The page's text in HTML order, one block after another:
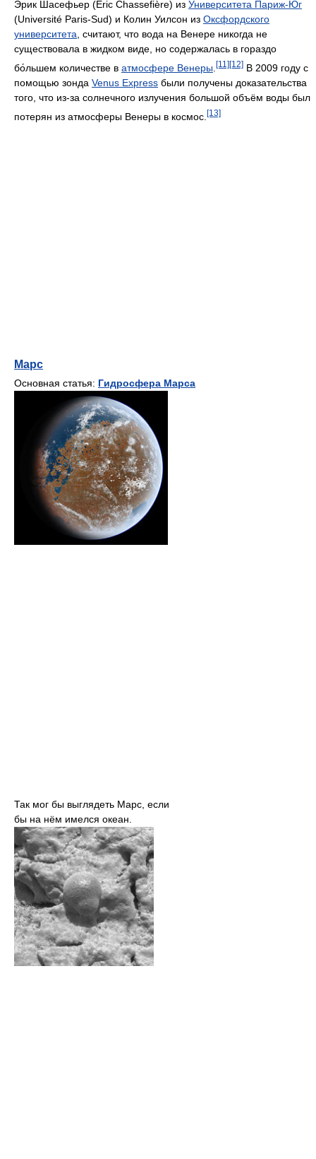
Эрик Шасефьер (Eric Chassefière) из Университета Париж-Юг
(Université Paris-Sud) и Колин Уилсон из Оксфордского
университета , считают, что вода на Венере никогда не
существовала в жидком виде, но содержалась в гораздо
бо́льшем количестве в атмосфере Венеры [11][12] В 2009 году с
помощью зонда Venus Express были получены доказательства
того, что из-за солнечного излучения большой объём воды был
потерян из атмосферы Венеры в космос. [13]
Марс
Основная статья: Гидросфера Марса
Так мог бы выглядеть Марс, если
бы на нём имелся океан.